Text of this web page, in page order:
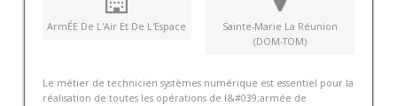
ArmÉE De L'Air Et De L'Espace
Sainte-Marie La Réunion
(DOM-TOM)
Le métier de technicien systèmes numérique est essentiel pour la
réalisation de toutes les opérations de l&#039;armée de